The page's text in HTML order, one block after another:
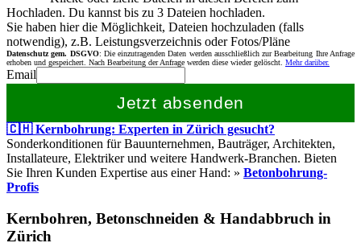
Hochladen. Du kannst bis zu 3 Dateien hochladen.
Sie haben hier die Möglichkeit, Dateien hochzuladen (falls
notwendig), z.B. Leistungsverzeichnis oder Fotos/Pläne
Datenschutz gem. DSGVO: Die einzutragenden Daten werden ausschließlich zur Bearbeitung Ihre Anfrage
erhoben und gespeichert. Nach Bearbeitung der Anfrage werden diese wieder gelöscht. Mehr darüber.
Email
Jetzt absenden
🇨🇭 Kernbohrung: Experten in Zürich gesucht?
Sonderkonditionen für Bauunternehmen, Bauträger, Architekten,
Installateure, Elektriker und weitere Handwerk-Branchen. Bieten
Sie Ihren Kunden Expertise aus einer Hand: » Betonbohrung-
Profis
Kernbohren, Betonschneiden & Handabbruch in
Zürich